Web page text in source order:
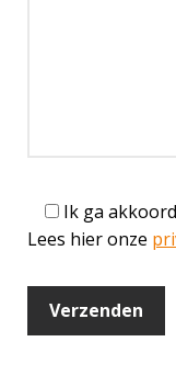
Ik ga
Lees hier onze